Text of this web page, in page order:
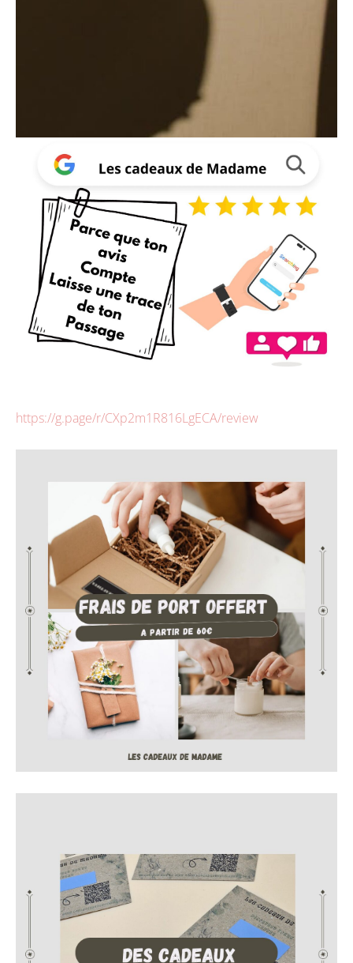
https://g.page/r/CXp2m1R816LgECA/review